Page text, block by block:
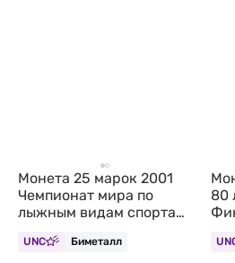
Монета 25 марок 2001
Чемпионат мира по
лыжным видам спорта
UNC Биметалл
80